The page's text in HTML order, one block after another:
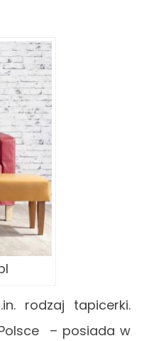
rodzaj tapicerki.
– posiada w